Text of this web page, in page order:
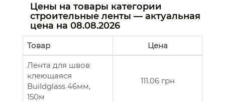
Цены на товары категории
строительные ленты — актуальная
цена на 08.08.2026
Товар Цена
Лента для швов
клеющаяся
Buildglass 46мм,
150м
111.06 грн